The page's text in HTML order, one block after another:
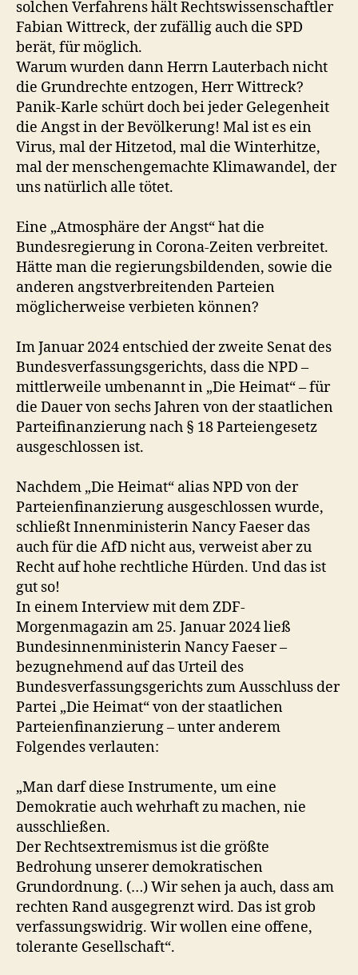
solchen Verfahrens hält Rechtswissenschaftler
Fabian Wittreck, der zufällig auch die SPD
berät, für möglich.
Warum wurden dann Herrn Lauterbach nicht
die Grundrechte entzogen, Herr Wittreck?
Panik-Karle schürt doch bei jeder Gelegenheit
die Angst in der Bevölkerung! Mal ist es ein
Virus, mal der Hitzetod, mal die Winterhitze,
mal der menschengemachte Klimawandel, der
uns natürlich alle tötet.
Eine „Atmosphäre der Angst“ hat die
Bundesregierung in Corona-Zeiten verbreitet.
Hätte man die regierungsbildenden, sowie die
anderen angstverbreitenden Parteien
möglicherweise verbieten können?
Im Januar 2024 entschied der zweite Senat des
Bundesverfassungsgerichts, dass die NPD –
mittlerweile umbenannt in „Die Heimat“ – für
die Dauer von sechs Jahren von der staatlichen
Parteifinanzierung nach § 18 Parteiengesetz
ausgeschlossen ist.
Nachdem „Die Heimat“ alias NPD von der
Parteienfinanzierung ausgeschlossen wurde,
schließt Innenministerin Nancy Faeser das
auch für die AfD nicht aus, verweist aber zu
Recht auf hohe rechtliche Hürden. Und das ist
gut so!
In einem Interview mit dem ZDF-
Morgenmagazin am 25. Januar 2024 ließ
Bundesinnenministerin Nancy Faeser –
bezugnehmend auf das Urteil des
Bundesverfassungsgerichts zum Ausschluss der
Partei „Die Heimat“ von der staatlichen
Parteienfinanzierung – unter anderem
Folgendes verlauten:
„Man darf diese Instrumente, um eine
Demokratie auch wehrhaft zu machen, nie
ausschließen.
Der Rechtsextremismus ist die größte
Bedrohung unserer demokratischen
Grundordnung. (…) Wir sehen ja auch, dass am
rechten Rand ausgegrenzt wird. Das ist grob
verfassungswidrig. Wir wollen eine offene,
tolerante Gesellschaft“.